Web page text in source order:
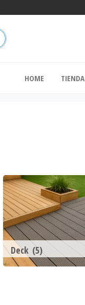
HOME TIENDA
Deck (5)